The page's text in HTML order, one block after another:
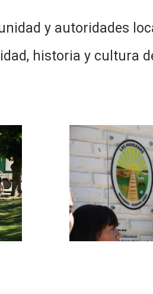
y autoridades
historia y cultura